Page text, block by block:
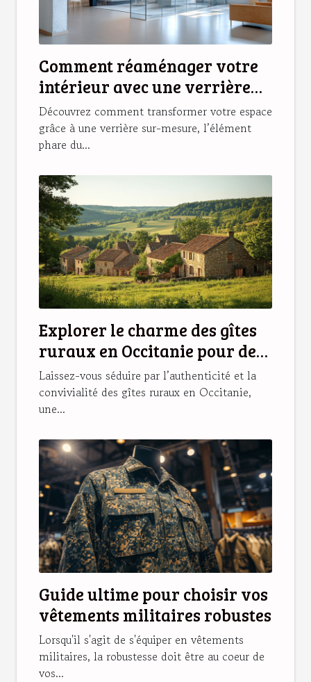
Comment réaménager votre
intérieur avec une verrière
sur-mesure ?
Découvrez comment transformer votre espace
grâce à une verrière sur-mesure, l’élément
phare du...
Explorer le charme des gîtes
ruraux en Occitanie pour des
vacances idéales
Laissez-vous séduire par l’authenticité et la
convivialité des gîtes ruraux en Occitanie,
une...
Guide ultime pour choisir vos
vêtements militaires robustes
Lorsqu'il s'agit de s'équiper en vêtements
militaires, la robustesse doit être au coeur de
vos...